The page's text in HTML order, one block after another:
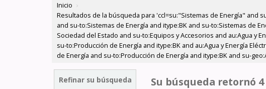
Inicio ›
Resultados de la búsqueda para 'ccl=su:"Sistemas de Energía" and
and su-to:Sistemas de Energía and itype:BK and su-to:Sistemas de
Sociedad del Estado and su-to:Equipos y Accesorios and au:Agua y
su-to:Producción de Energía and itype:BK and au:Agua y Energía
de Energía and su-to:Producción de Energía and itype:BK and su-
Refinar su búsqueda Su búsqueda retornó